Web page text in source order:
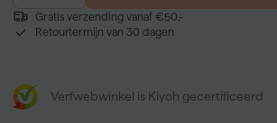
Gratis verzending vanaf €50,-
Retourtermijn van 30 dagen
Verfwebwinkel is Kiyoh gecertificeerd